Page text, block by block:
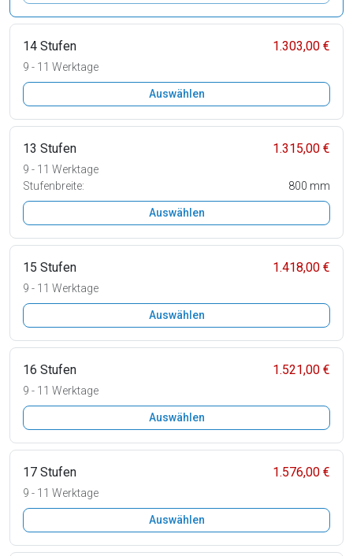
14 Stufen 1.303,00 €
9 - 11 Werktage
Auswählen
13 Stufen 1.315,00 €
9 - 11 Werktage
Stufenbreite:
800 mm
Auswählen
15 Stufen 1.418,00 €
9 - 11 Werktage
Auswählen
16 Stufen 1.521,00 €
9 - 11 Werktage
Auswählen
17 Stufen 1.576,00 €
9 - 11 Werktage
Auswählen